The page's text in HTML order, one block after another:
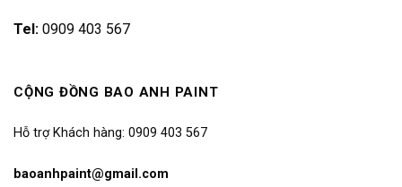
Tel: 0909 403 567
CỘNG ĐỒNG BAO ANH PAINT
Hỗ trợ Khách hàng: 0909 403 567
baoanhpaint@gmail.com